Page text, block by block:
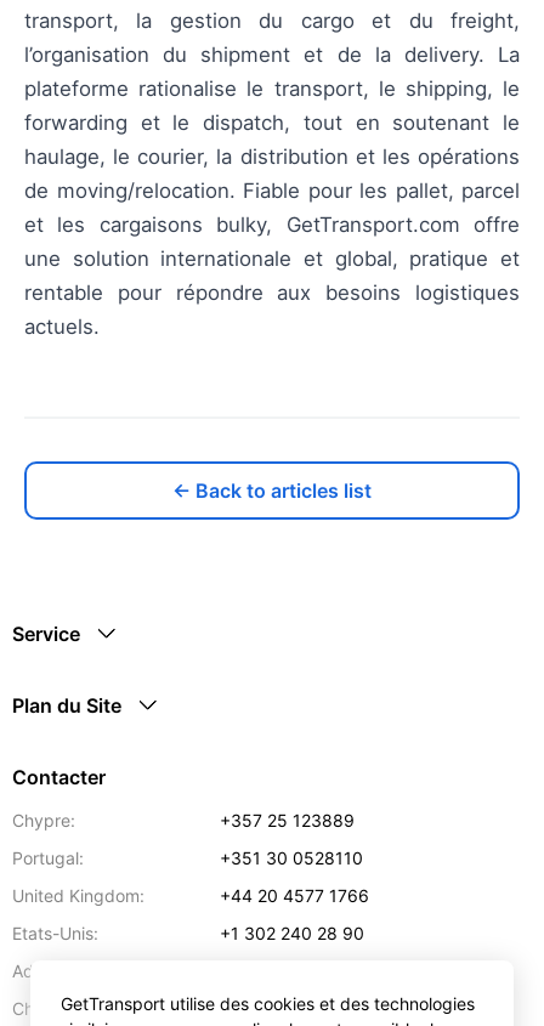
transport, la gestion du cargo et du freight,
l’organisation du shipment et de la delivery. La
plateforme rationalise le transport, le shipping, le
forwarding et le dispatch, tout en soutenant le
haulage, le courier, la distribution et les opérations
de moving/relocation. Fiable pour les pallet, parcel
et les cargaisons bulky, GetTransport.com offre
une solution internationale et global, pratique et
rentable pour répondre aux besoins logistiques
actuels.
← Back to articles list
Service
Plan du Site
Contacter
Chypre:
+357 25 123889
Portugal:
+351 30 0528110
United Kingdom:
+44 20 4577 1766
Etats-Unis:
+1 302 240 28 90
Adresse:
Chypre:
57 Spyrou Kyprianou,Larnaca 6051
GetTransport utilise des cookies et des technologies